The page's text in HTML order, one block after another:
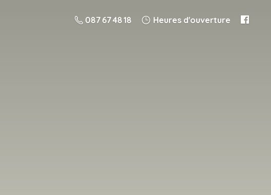
087 67 48 18 Heures d'ouverture